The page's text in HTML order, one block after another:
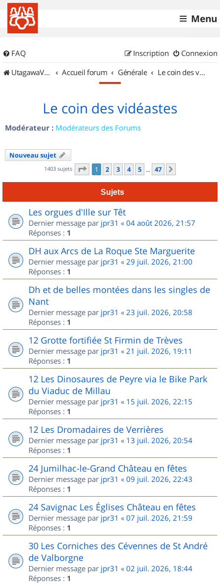
Menu
FAQ Connexion
Inscription
UtagawaVTT (Randos VTT et VTTAE avec traces GPS)
Accueil forum Générale Le coin des vidéastes
Le coin des vidéastes
Modérateur : Modérateurs des Forums
Nouveau sujet
1403 sujets Page 1sur
1 2 3 4 5 … 47
Sujets
Les orgues d'Ille sur Têt
Dernier message par jpr31 « 04 août 2026, 21:57
Réponses : 1
DH aux Arcs de La Roque Ste Marguerite
Dernier message par jpr31 « 29 juil. 2026, 21:00
Réponses : 1
Dh et de belles montées dans les singles de
Nant
Dernier message par jpr31 « 23 juil. 2026, 20:58
Réponses : 1
12 Grotte fortifiée St Firmin de Trèves
Dernier message par jpr31 « 21 juil. 2026, 19:11
Réponses : 1
12 Les Dinosaures de Peyre via le Bike Park
du Viaduc de Millau
Dernier message par jpr31 « 15 juil. 2026, 22:15
Réponses : 1
12 Les Dromadaires de Verrières
Dernier message par jpr31 « 13 juil. 2026, 20:54
Réponses : 1
24 Jumilhac-le-Grand Château en fêtes
Dernier message par jpr31 « 09 juil. 2026, 22:43
Réponses : 1
24 Savignac Les Églises Château en fêtes
Dernier message par jpr31 « 07 juil. 2026, 21:59
Réponses : 1
30 Les Corniches des Cévennes de St André
de Valborgne
Dernier message par jpr31 « 02 juil. 2026, 18:44
Réponses : 1